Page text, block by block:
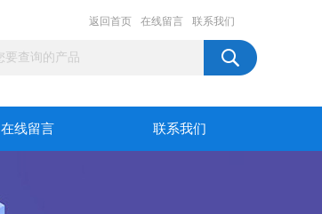
返回首页 在线留言 联系我们
在线留言 联系我们